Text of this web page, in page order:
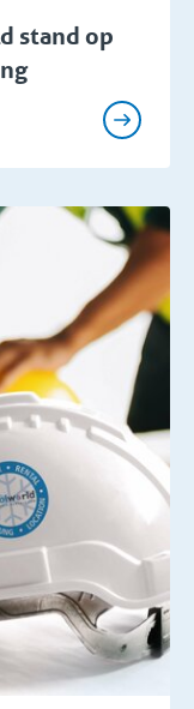
stand op